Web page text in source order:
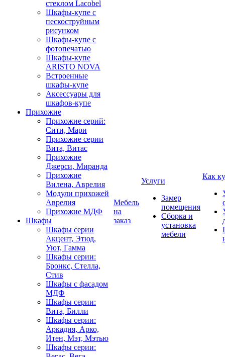
стеклом Lacobel
Шкафы-купе с
пескоструйным
рисунком
Шкафы-купе с
фотопечатью
Шкафы-купе
ARISTO NOVA
Встроенные
шкафы-купе
Аксессуары для
шкафов-купе
Прихожие
Прихожие серий:
Сити, Мари
Прихожие серии
Вита, Витас
Прихожие
Джерси, Миранда
Прихожие
Вилена, Аврелия
Модули прихожей
Аврелия
Прихожие МДФ
Шкафы
Шкафы серии
Акцент, Этюд,
Уют, Гамма
Шкафы серии:
Бронкс, Стелла,
Стив
Шкафы с фасадом
МДФ
Шкафы серии:
Вита, Билли
Шкафы серии:
Аркадия, Арко,
Итен, Мэт, Мэтью
Шкафы серии:
Мебель
на
заказ
Услуги
Замер
помещения
Сборка и
установка
мебели
Как